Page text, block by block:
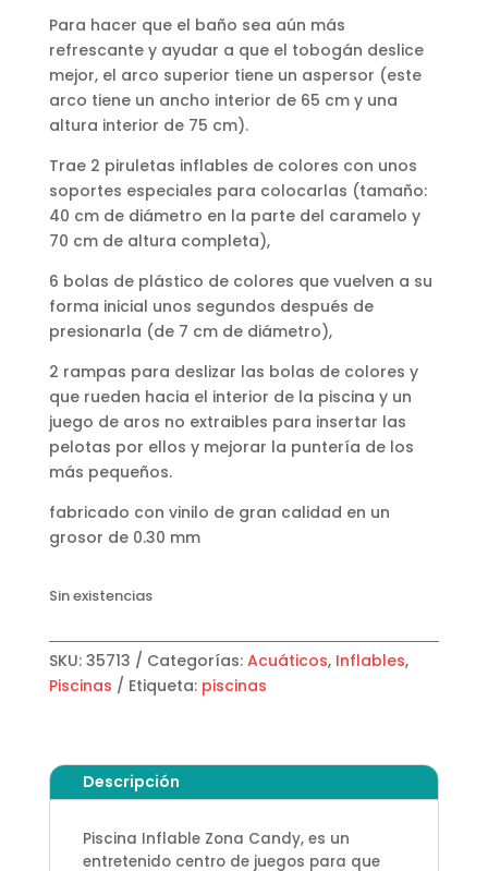
Para hacer que el baño sea aún más
refrescante y ayudar a que el tobogán deslice
mejor, el arco superior tiene un aspersor (este
arco tiene un ancho interior de 65 cm y una
altura interior de 75 cm).
Trae 2 piruletas inflables de colores con unos
soportes especiales para colocarlas (tamaño:
40 cm de diámetro en la parte del caramelo y
70 cm de altura completa),
6 bolas de plástico de colores que vuelven a su
forma inicial unos segundos después de
presionarla (de 7 cm de diámetro),
2 rampas para deslizar las bolas de colores y
que rueden hacia el interior de la piscina y un
juego de aros no extraibles para insertar las
pelotas por ellos y mejorar la puntería de los
más pequeños.
fabricado con vinilo de gran calidad en un
grosor de 0.30 mm
Sin existencias
SKU: 35713 Categorías: Acuáticos, Inflables,
Piscinas
Etiqueta: piscinas
Descripción
Piscina Inflable Zona Candy, es un
entretenido centro de juegos para que